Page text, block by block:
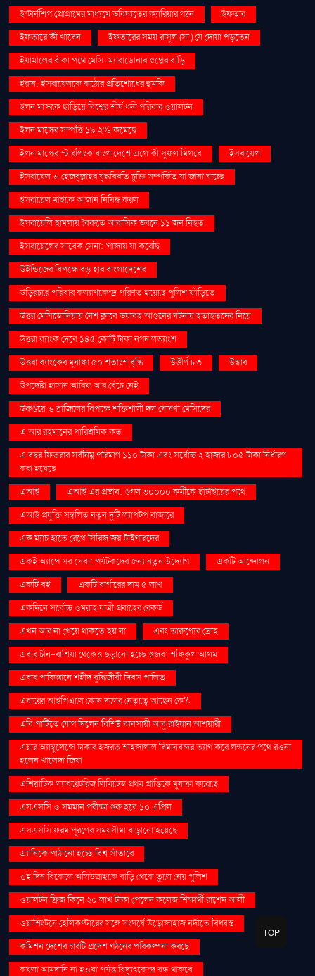
ইন্টার্নশিপ প্রোগ্রামের মাধ্যমে ভবিষ্যতের ক্যারিয়ার গঠন
ইফতার
ইফতারে কী খাবেন
ইফতারের সময় রাসুল (সা.) যে দোয়া পড়তেন
ইয়ামালের বাঁকা পথে মেসি-ম্যারাডোনার স্বপ্নের বাড়ি
ইরান: ইসরায়েলকে কঠোর প্রতিশোধের হুমকি
ইলন মাস্ককে ছাড়িয়ে বিশ্বের শীর্ষ ধনী পরিবার ওয়ালটন
ইলন মাস্কের সম্পত্তি ১৯.২% কমেছে
ইলন মাস্কের স্টারলিংক বাংলাদেশে এলে কী সুফল মিলবে
ইসরায়েল
ইসরায়েল ও হেজবুল্লাহর যুদ্ধবিরতি চুক্তি সম্পর্কিত যা জানা যাচ্ছে
ইসরায়েল মাইকে আজান নিষিদ্ধ করল
ইসরায়েলি হামলায় বৈরুতে আবাসিক ভবনে ১১ জন নিহত
ইসরায়েলের সাবেক সেনা: 'গাজায় যা করেছি
উইন্ডিজের বিপক্ষে বড় হার বাংলাদেশের
উড়িরচরে পরিবার কল্যাণকেন্দ্র পরিণত হয়েছে পুলিশ ফাঁড়িতে
উত্তর মেসিডোনিয়ায় নৈশ ক্লাবে ভয়াবহ আগুনের ঘটনায় হতাহতদের নিয়ে
উত্তরা ব্যাংক দেবে ১৪৫ কোটি টাকা নগদ লভ্যাংশ
উত্তরা ব্যাংকের মুনাফা ৫০ শতাংশ বৃদ্ধি
উত্তীর্ণ ৮৩
উদ্ধার
উপদেষ্টা হাসান আরিফ আর বেঁচে নেই
উরুগুয়ে ও ব্রাজিলের বিপক্ষে শক্তিশালী দল ঘোষণা মেসিদের
এ আর রহমানের পারিশ্রমিক কত
এ বছর ফিতরার সর্বনিম্ন পরিমাণ ১১০ টাকা এবং সর্বোচ্চ ২ হাজার ৮০৫ টাকা নির্ধারণ
করা হয়েছে
এআই
এআই এর প্রভাব: গুগল ৩০০০০ কর্মীকে ছাঁটাইয়ের পথে
এআই প্রযুক্তি সম্বলিত নতুন দুটি ল্যাপটপ বাজারে
এক ম্যাচ হাতে রেখে সিরিজ জয় টাইগারদের
একই অ্যাপে সব সেবা: পর্যটকদের জন্য নতুন উদ্যোগ
একটি আন্দোলন
একটি বই
একটি বার্গারের দাম ৫ লাখ
একদিনে সর্বোচ্চ ওমরাহ যাত্রী প্রবাহের রেকর্ড
এখন আর না খেয়ে থাকতে হয় না
এবং তারুণ্যের দ্রোহ
এবার চীন-রাশিয়া থেকেও ছড়ানো হচ্ছে গুজব: শফিকুল আলম
এবার পাকিস্তানে শহীদ বুদ্ধিজীবী দিবস পালিত
এবারের আইপিএলে কোন দলের নেতৃত্বে আছেন কে?.
এবি পার্টিতে যোগ দিলেন বিশিষ্ট ব্যবসায়ী আবু রাইয়ান আশয়ারী
এয়ার অ্যাম্বুলেন্সে ঢাকার হজরত শাহজালাল বিমানবন্দর ত্যাগ করে লন্ডনের পথে রওনা
হলেন খালেদা জিয়া
এশিয়াটিক ল্যাবরেটরিজ লিমিটেড প্রথম প্রান্তিকে মুনাফা করেছে
এসএসসি ও সমমান পরীক্ষা শুরু হবে ১০ এপ্রিল
এসএসসি ফরম পূরণের সময়সীমা বাড়ানো হয়েছে
এ্যানিকে পাঠানো হচ্ছে বিশ্ব সাঁতারে
ওই দিন বিকেলে অলিউল্লাহকে বাড়ি থেকে তুলে নেয় পুলিশ
ওয়ালটন ফ্রিজ কিনে ২০ লাখ টাকা পেলেন কলেজ শিক্ষার্থী রাশেদ আলী
ওয়াশিংটনে হেলিকপ্টারের সঙ্গে সংঘর্ষে উড়োজাহাজ নদীতে বিধ্বস্ত
কমিশন দেশের চারটি প্রদেশ গঠনের পরিকল্পনা করছে
কয়লা আমদানি না হওয়া পর্যন্ত বিদ্যুৎকেন্দ্র বন্ধ থাকবে
TOP